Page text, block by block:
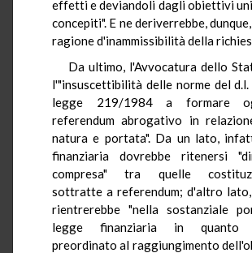
effetti e deviandoli dagli obiettivi
concepiti". E ne deriverrebbe,
ragione d'inammissibilità della
Da ultimo, l'Avvocatura dello
l'"insuscettibilità delle norme del
legge 219/1984 a formare
referendum abrogativo in
natura e portata". Da un lato,
finanziaria dovrebbe ritenersi
compresa" tra quelle
sottratte a referendum; d'altro
rientrerebbe "nella sostanziale
legge finanziaria in quanto
preordinato al raggiungimento